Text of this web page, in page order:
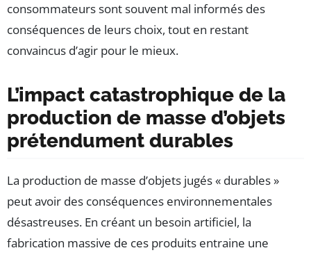
consommateurs sont souvent mal informés des
conséquences de leurs choix, tout en restant
convaincus d’agir pour le mieux.
L’impact catastrophique de la
production de masse d’objets
prétendument durables
La production de masse d’objets jugés « durables »
peut avoir des conséquences environnementales
désastreuses. En créant un besoin artificiel, la
fabrication massive de ces produits entraine une